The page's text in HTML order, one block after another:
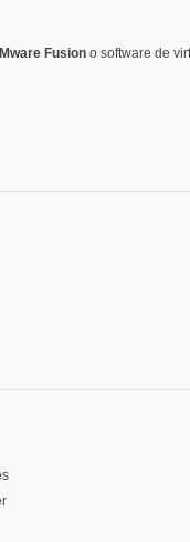
Fusion o software de